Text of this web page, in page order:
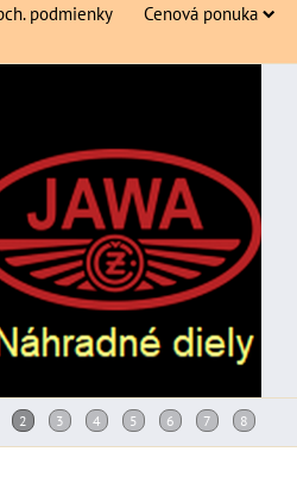
podmienky Cenová ponuka